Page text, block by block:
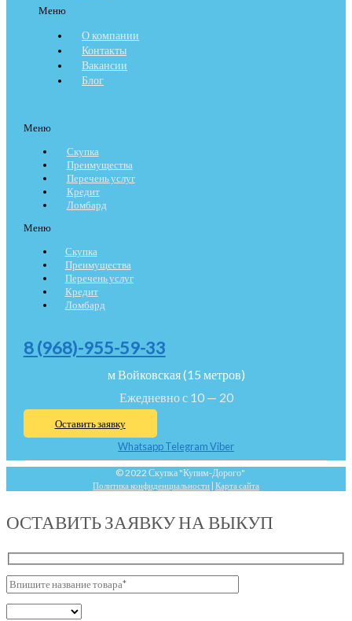
Меню
О компании
Контакты
Вакансии
Блог
Меню
Скупка
Преимущества
Перечень услуг
Кредит
Ломбард
Меню
Скупка
Преимущества
Перечень услуг
Кредит
Ломбард
8 (968)-955-59-33
м Войковская (15 метров)
Ежедневно с 10 — 20
Оставить заявку
WhatsappTelegramViber
© 2022 Скупка "Купим-Дорого"
Политика конфиденциальности | Карта сайта
ОСТАВИТЬ ЗАЯВКУ НА ВЫКУП